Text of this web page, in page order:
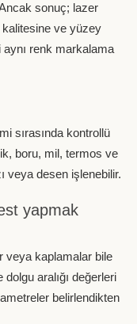
sonuç; lazer
ve yüzey
aynı renk markalama
sırasında kontrollü
boru, mil, termos ve
veya desen işlenebilir.
yapmak
veya kaplamalar bile
aralığı değerleri
belirlendikten